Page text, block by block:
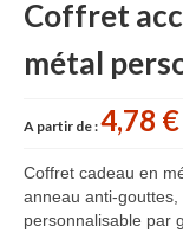
Bonnet
Coffret
métal
A partir de :4,78 €
Coffret cadeau en
anneau anti-gouttes,
personnalisable par